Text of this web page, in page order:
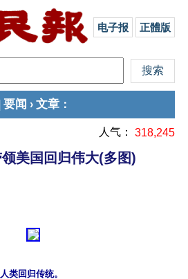
电子报 正體版
要闻 › 文章 ：
人气： 318,245
美国回归伟大(多图)
类回归传统。